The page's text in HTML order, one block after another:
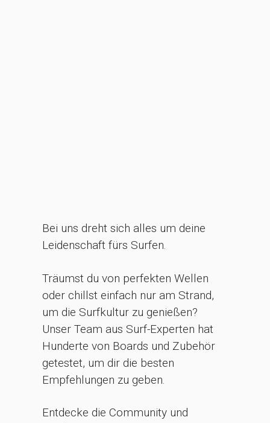
Bei uns dreht sich alles um deine
Leidenschaft fürs Surfen.
Träumst du von perfekten Wellen
oder chillst einfach nur am Strand,
um die Surfkultur zu genießen?
Unser Team aus Surf-Experten hat
Hunderte von Boards und Zubehör
getestet, um dir die besten
Empfehlungen zu geben.
Entdecke die Community und